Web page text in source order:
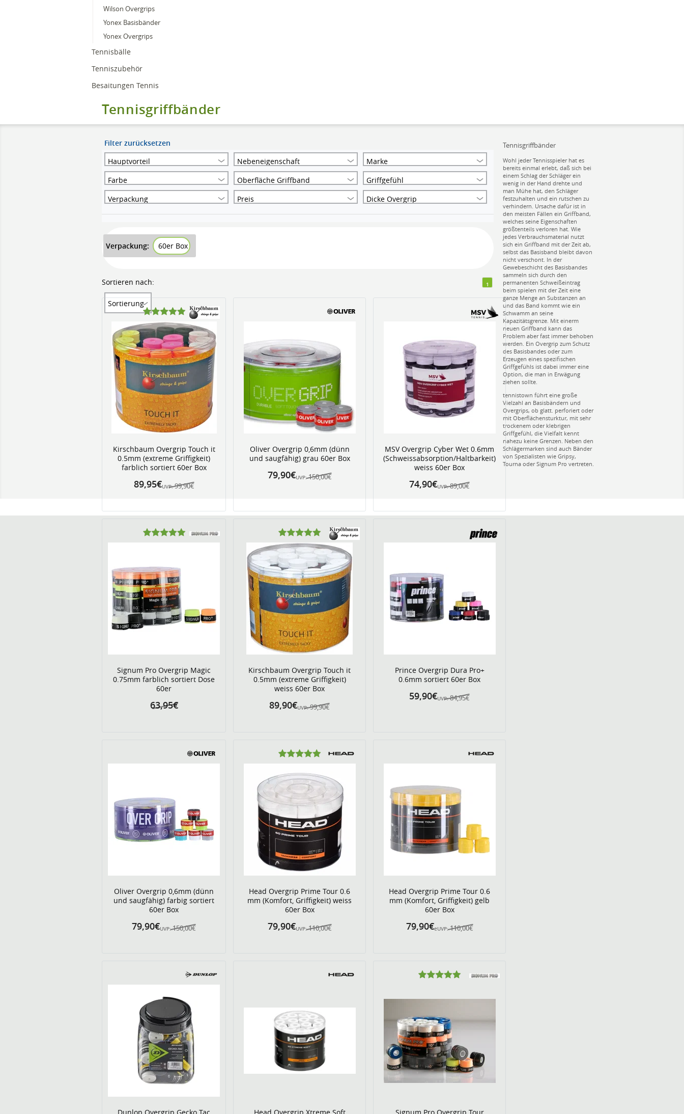
Wilson Overgrips
Yonex Basisbänder
Yonex Overgrips
Tennisbälle
Tenniszubehör
Besaitungen Tennis
Tennisgriffbänder
Filter zurücksetzen
Hauptvorteil
Nebeneigenschaft
Marke
Farbe
Oberfläche Griffband
Griffgefühl
Verpackung
Preis Dicke Overgrip
Verpackung: 60er Box
Sortieren nach:
Sortierung
1
Kirschbaum Overgrip Touch it
0.5mm (extreme Griffigkeit)
farblich sortiert 60er Box
UVP: 99,90€
89,95€
Oliver Overgrip 0,6mm (dünn
und saugfähig) grau 60er Box
UVP: 150,00€
79,90€
MSV Overgrip Cyber Wet 0.6mm
(Schweissabsorption/Haltbarkeit)
weiss 60er Box
UVP: 89,00€
74,90€
Signum Pro Overgrip Magic
0.75mm farblich sortiert Dose
60er
63,95€
Kirschbaum Overgrip Touch it
0.5mm (extreme Griffigkeit)
weiss 60er Box
UVP: 99,90€
89,90€
Prince Overgrip Dura Pro+
0.6mm sortiert 60er Box
UVP: 84,95€
59,90€
Oliver Overgrip 0,6mm (dünn
und saugfähig) farbig sortiert
60er Box
UVP: 150,00€
79,90€
Head Overgrip Prime Tour 0.6
mm (Komfort, Griffigkeit) weiss
60er Box
UVP: 110,00€
79,90€
Head Overgrip Prime Tour 0.6
mm (Komfort, Griffigkeit) gelb
60er Box
eUVP: 110,00€
79,90€
Tennisgriffbänder
Wohl jeder Tennisspieler hat es
bereits einmal erlebt, daß sich bei
einem Schlag der Schläger ein
wenig in der Hand drehte und
man Mühe hat, den Schläger
festzuhalten und ein rutschen zu
verhindern. Ursache dafür ist in
den meisten Fällen ein Griffband,
welches seine Eigenschaften
größtenteils verloren hat. Wie
jedes Verbrauchsmaterial nutzt
sich ein Griffband mit der Zeit ab,
selbst das Basisband bleibt davon
nicht verschont. In der
Gewebeschicht des Basisbandes
sammeln sich durch den
permanenten Schweißeintrag
beim spielen mit der Zeit eine
ganze Menge an Substanzen an
und das Band kommt wie ein
Schwamm an seine
Kapazitätsgrenze. Mit einerm
neuen Griffband kann das
Problem aber fast immer behoben
werden. Ein Overgrip zum Schutz
des Basisbandes oder zum
Erzeugen eines spezifischen
Griffgefühls ist dabei immer eine
Option, die man in Erwägung
ziehen sollte.
tennistown führt eine große
Vielzahl an Basisbändern und
Overgrips, ob glatt. perforiert oder
mit Oberflächensturktur, mit sehr
trockenem oder klebrigen
Griffgefühl, die Vielfalt kennt
nahezu keine Grenzen. Neben den
Schlägermarken sind auch Bänder
von Spezialisten wie Gripsy,
Tourna oder Signum Pro vertreten.